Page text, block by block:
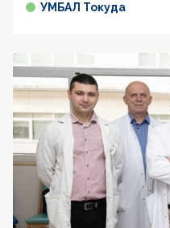
УМБАЛ Токуда